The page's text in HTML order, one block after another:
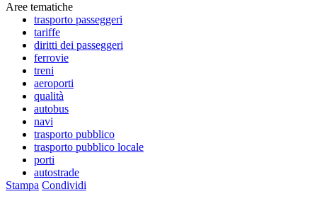
Aree tematiche
trasporto passeggeri
tariffe
diritti dei passeggeri
ferrovie
treni
aeroporti
qualità
autobus
navi
trasporto pubblico
trasporto pubblico locale
porti
autostrade
Stampa Condividi